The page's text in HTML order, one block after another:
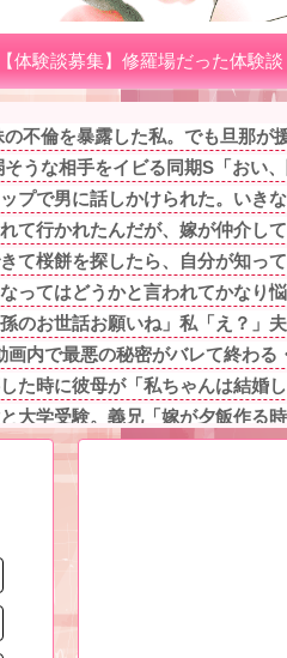
【体験談募集】修羅場だった体験
の不倫を暴露した私。でも旦那が
そうな相手をイビる同期S「おい
プで男に話しかけられた。いき
て行かれたんだが、嫁が仲介し
て桜餅を探したら、自分が知っ
ってはどうかと言われてかなり
のお世話お願いね」私「え？」
画内で最悪の秘密がバレて終わる
た時に彼母が「私ちゃんは結婚
大学受験。義兄「嫁が夕飯作る
外とあるｗ他
、儲かりまくることが判明ｗｗｗ